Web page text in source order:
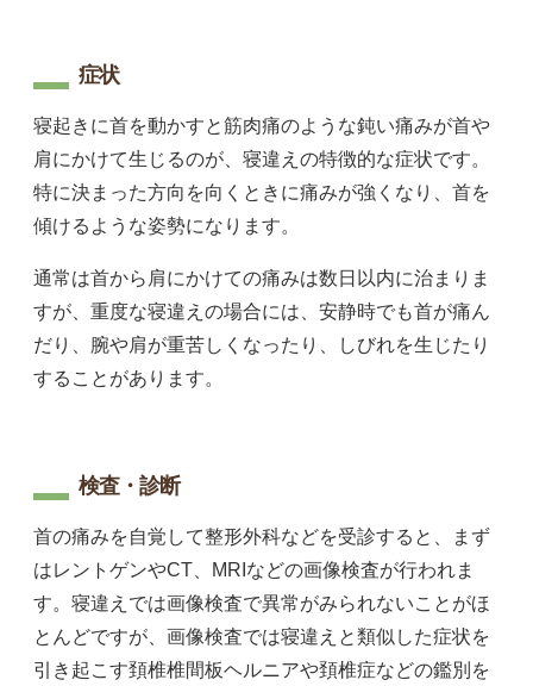
症状
寝起きに首を動かすと筋肉痛のような鈍い痛みが首や
肩にかけて生じるのが、寝違えの特徴的な症状です。
特に決まった方向を向くときに痛みが強くなり、首を
傾けるような姿勢になります。
通常は首から肩にかけての痛みは数日以内に治まりま
すが、重度な寝違えの場合には、安静時でも首が痛ん
だり、腕や肩が重苦しくなったり、しびれを生じたり
することがあります。
検査・診断
首の痛みを自覚して整形外科などを受診すると、まず
はレントゲンやCT、MRIなどの画像検査が行われま
す。寝違えでは画像検査で異常がみられないことがほ
とんどですが、画像検査では寝違えと類似した症状を
引き起こす頚椎椎間板ヘルニアや頚椎症などの鑑別を